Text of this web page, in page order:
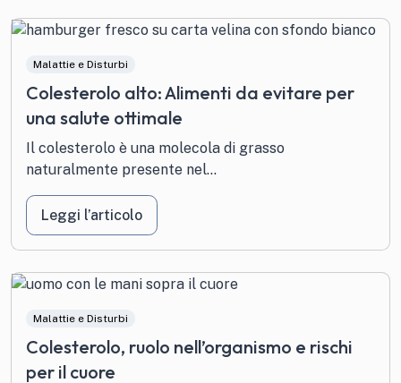
Malattie e Disturbi
Colesterolo alto: Alimenti da evitare per
una salute ottimale
Il colesterolo è una molecola di grasso
naturalmente presente nel...
Leggi l’articolo
Malattie e Disturbi
Colesterolo, ruolo nell’organismo e rischi
per il cuore